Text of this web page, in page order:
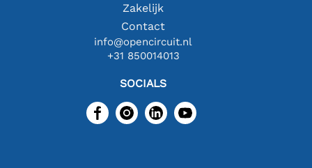
Zakelijk
Contact
info@opencircuit.nl
+31 850014013
SOCIALS